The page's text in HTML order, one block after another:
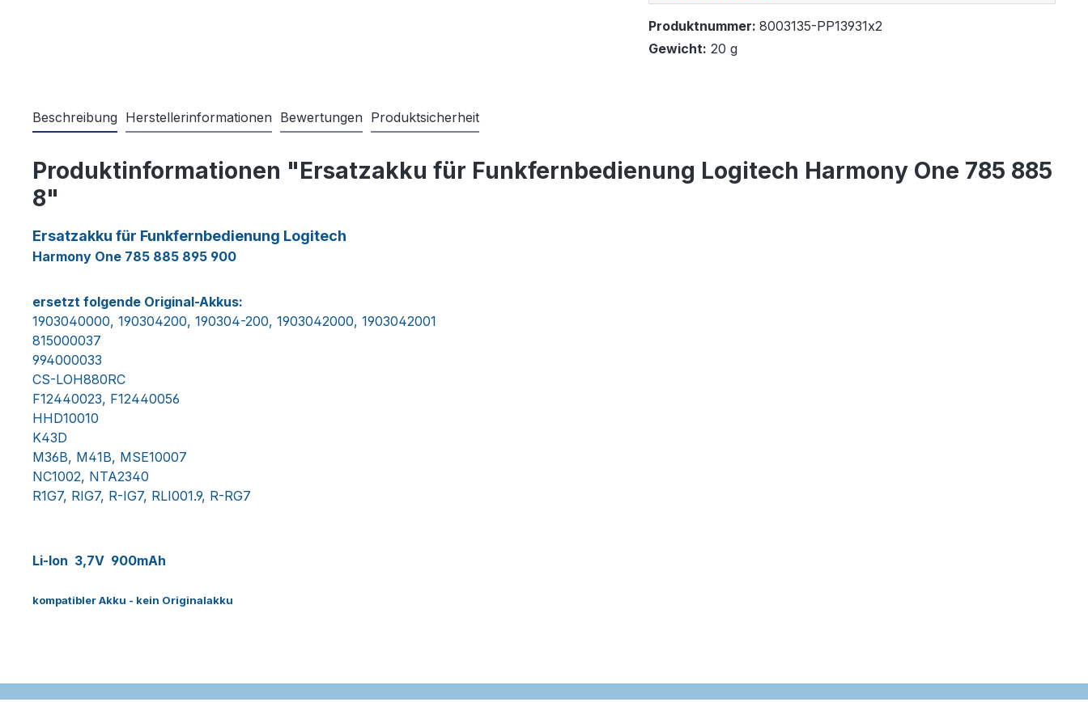
Produktnummer: 8003135-PP13931x2
Gewicht: 20 g
Beschreibung Herstellerinformationen Bewertungen Produktsicherheit
Produktinformationen "Ersatzakku für Funkfernbedienung Logitech Harmony One 785 885
8"
Ersatzakku für Funkfernbedienung Logitech
Harmony One 785 885 895 900
ersetzt folgende Original-Akkus:
1903040000, 190304200, 190304-200, 1903042000, 1903042001
815000037
994000033
CS-LOH880RC
F12440023, F12440056
HHD10010
K43D
M36B, M41B, MSE10007
NC1002, NTA2340
R1G7, RIG7, R-IG7, RLI001.9, R-RG7
Li-Ion 3,7V 900mAh
kompatibler Akku - kein Originalakku